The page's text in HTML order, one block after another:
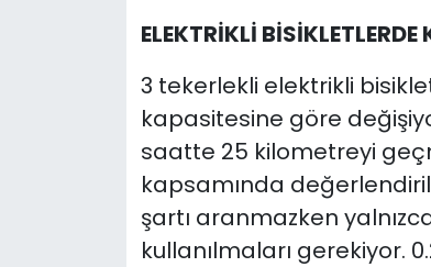
ELEKTRİKLİ
3 tekerlekli elektrikli
kapasitesine göre
saatte 25 kilometreyi
kapsamında
şartı aranmazken
kullanılmaları gerekiyor.